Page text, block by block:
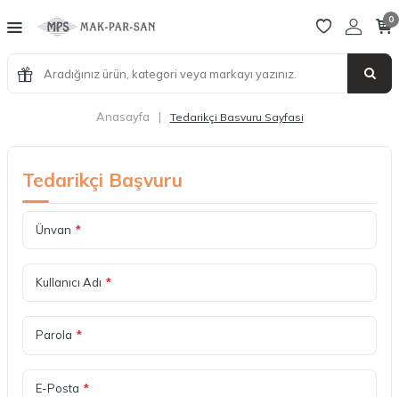
0
Anasayfa | Tedarikçi Basvuru Sayfasi
Tedarikçi Başvuru
Ünvan *
Kullanıcı Adı *
Parola *
E-Posta *